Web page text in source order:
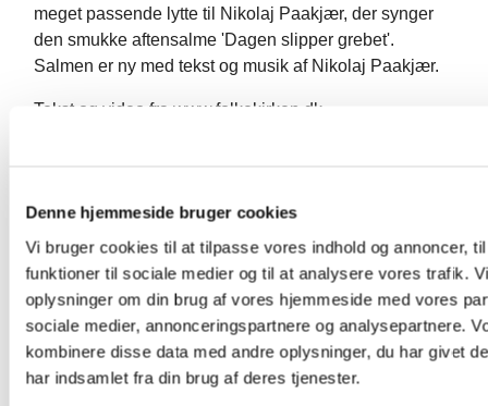
Denne hjemmeside bruger cookies
Vi bruger cookies til at tilpasse vores indhold og annoncer,
funktioner til sociale medier og til at analysere vores trafik.
oplysninger om din brug af vores hjemmeside med vores
sociale medier, annonceringspartnere og analysepartnere.
kombinere disse data med andre oplysninger, du har givet
har indsamlet fra din brug af deres tjenester.
meget passende lytte til Nikolaj Paakjær, der synger
den smukke aftensalme 'Dagen slipper grebet'.
Salmen er ny med tekst og musik af Nikolaj Paakjær.
Tekst og video fra www.folkekirken.dk
Du vil måske også kunne lide...